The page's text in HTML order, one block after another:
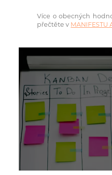
Více o obecných
přečtěte v MANIFESTU